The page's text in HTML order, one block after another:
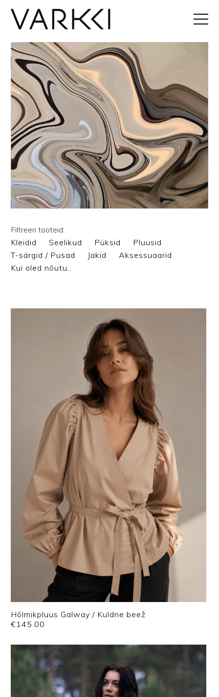
Filtreeri tooteid:
Kleidid
Seelikud Püksid
Pluusid
T-särgid / Pusad
Jakid
Aksessuaarid
Kui oled nõutu…
Hõlmikpluus Galway / Kuldne beež
€145.00